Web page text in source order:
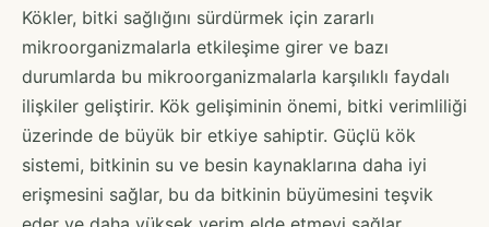
Kökler, bitki sağlığını sürdürmek için zararlı
mikroorganizmalarla etkileşime girer ve bazı
durumlarda bu mikroorganizmalarla karşılıklı faydalı
ilişkiler geliştirir. Kök gelişiminin önemi, bitki verimliliği
üzerinde de büyük bir etkiye sahiptir. Güçlü kök
sistemi, bitkinin su ve besin kaynaklarına daha iyi
erişmesini sağlar, bu da bitkinin büyümesini teşvik